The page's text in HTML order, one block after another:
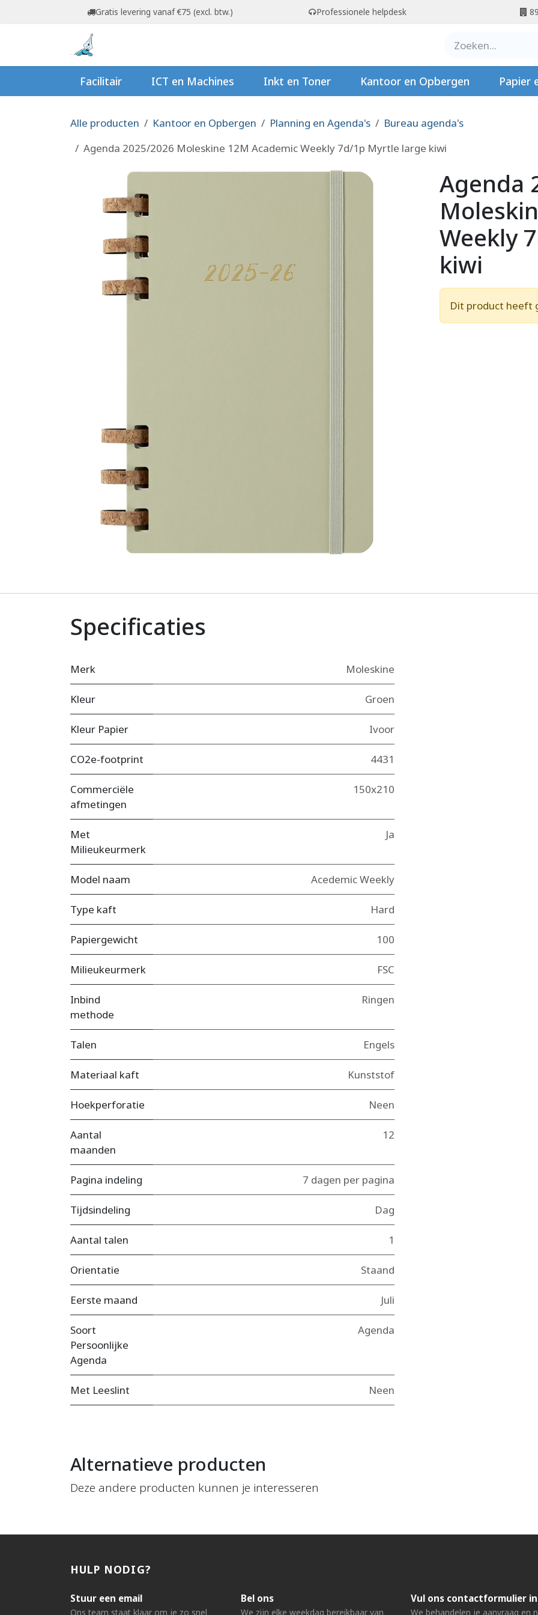
Overslaan naar inhoudGratis levering vanaf €75 (excl. btw.) Professionele helpdesk
Facilitair ICT en Machines Inkt en Toner Kantoor en Opbergen Papier
Alle producten Kantoor en Opbergen Planning en Agenda's
Bureau agenda's
Agenda 2025/2026 Moleskine 12M Academic Weekly 7d/1p Myrtle large kiwi
Agenda
Weekly
kiwi
Dit product heeft
Specificaties
Merk Moleskine
Kleur Groen
Kleur Papier Ivoor
CO2e-footprint 4431
Commerciële
afmetingen
150x210
Met
Milieukeurmerk
Ja
Model naam Acedemic Weekly
Type kaft Hard
Papiergewicht 100
Milieukeurmerk FSC
Inbind
methode
Ringen
Talen Engels
Materiaal kaft Kunststof
Hoekperforatie Neen
Aantal
maanden
12
Pagina indeling 7 dagen per pagina
Tijdsindeling Dag
Aantal talen 1
Orientatie Staand
Eerste maand Juli
Soort
Persoonlijke
Agenda
Agenda
Met Leeslint Neen
Alternatieve producten
Deze andere producten kunnen je interesseren
HULP NODIG?
Stuur een email
Ons team staat klaar om je zo snel
Bel ons
We zijn elke weekdag bereikbaar van
Vul ons contactformulier in
We behandelen je aanvraag en